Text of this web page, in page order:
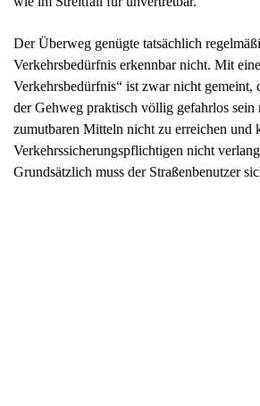
Grundsätzlich muss der Straßenbenutzer sich